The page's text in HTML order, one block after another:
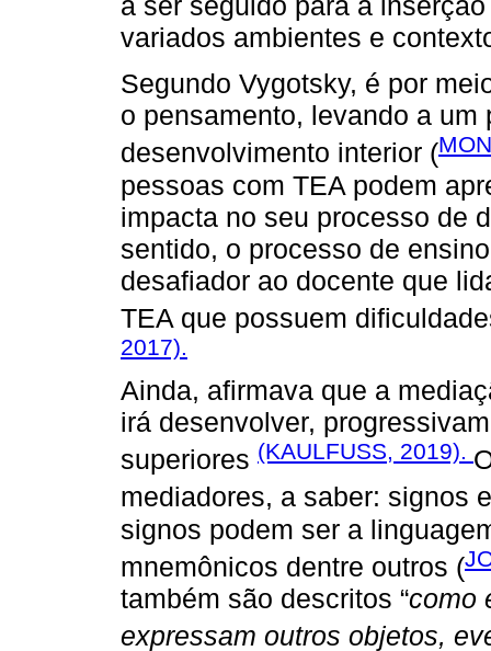
variados ambientes e
Segundo Vygotsky, é por
o pensamento, levando a
desenvolvimento interior (
pessoas com TEA podem
impacta no seu processo de
sentido, o processo de
desafiador ao docente que
TEA que possuem
2017).
Ainda, afirmava que a
irá desenvolver,
superiores (KAULFUSS, 2019).
mediadores, a saber: signos
signos podem ser a
mnemônicos dentre outros (
também são descritos “como
expressam outros objetos,